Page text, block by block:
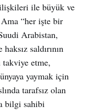
ile büyük ve
“her işte bir
Arabistan,
saldırının
etme,
yaymak için
tarafsız olan
bilgi sahibi